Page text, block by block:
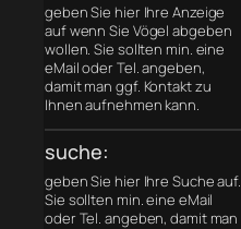
geben Sie hier Ihre Anzeige
auf wenn Sie Vögel abgeben
wollen. Sie sollten min. eine
eMail oder Tel. angeben,
damit man ggf. Kontakt zu
Ihnen aufnehmen kann.
suche:
geben Sie hier Ihre Suche auf.
Sie sollten min. eine eMail
oder Tel. angeben, damit man